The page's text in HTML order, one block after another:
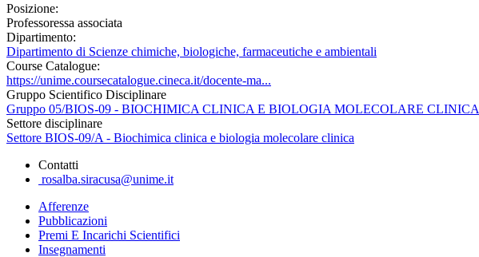
Posizione:
Professoressa associata
Dipartimento:
Dipartimento di Scienze chimiche, biologiche, farmaceutiche e ambientali
Course Catalogue:
https://unime.coursecatalogue.cineca.it/docente-ma...
Gruppo Scientifico Disciplinare
Gruppo 05/BIOS-09 - BIOCHIMICA CLINICA E BIOLOGIA MOLECOLARE CLINICA
Settore disciplinare
Settore BIOS-09/A - Biochimica clinica e biologia molecolare clinica
Contatti
rosalba.siracusa@unime.it
Afferenze
Pubblicazioni
Premi E Incarichi Scientifici
Insegnamenti